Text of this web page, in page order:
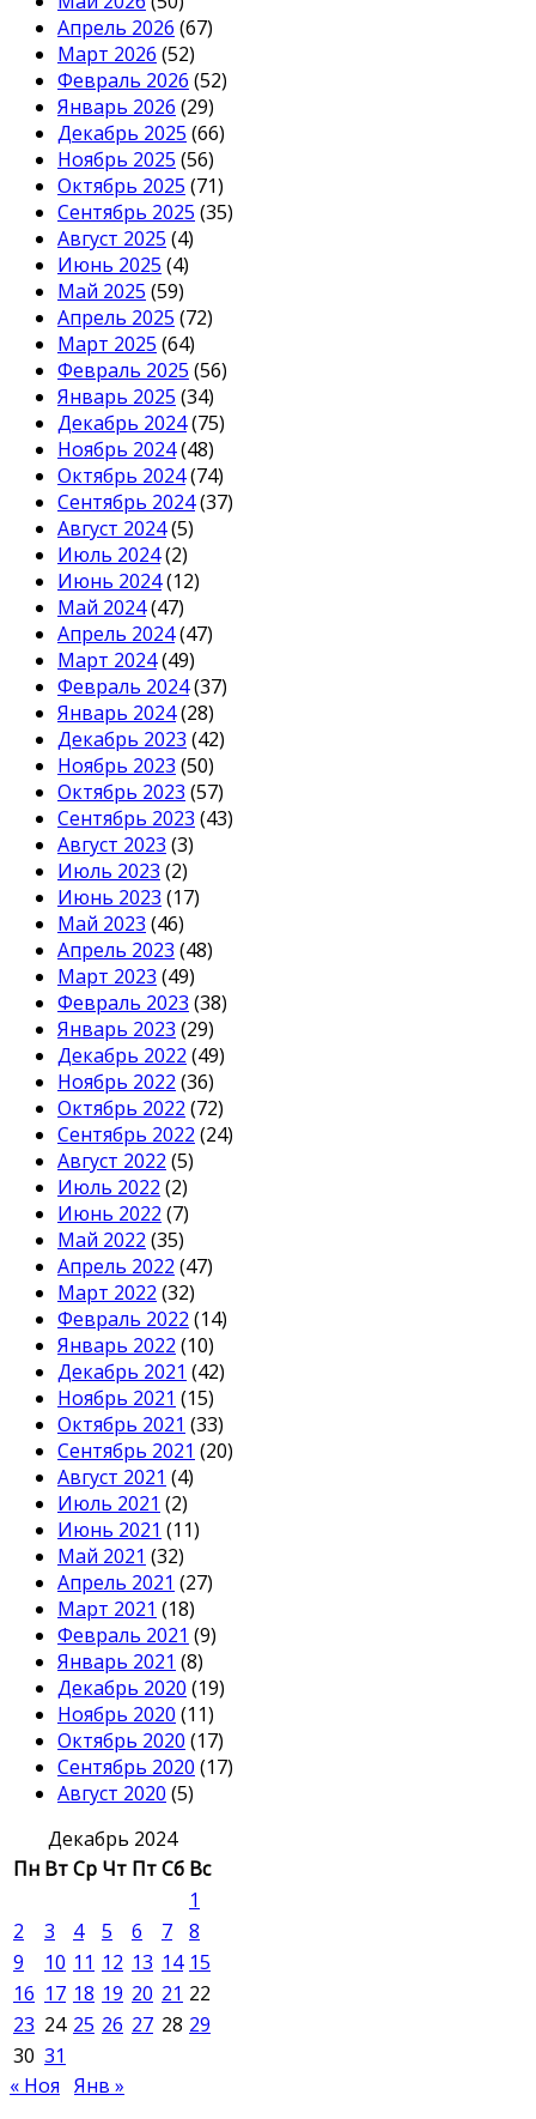
Апрель 2026 (67)
Март 2026 (52)
Февраль 2026 (52)
Январь 2026 (29)
Декабрь 2025 (66)
Ноябрь 2025 (56)
Октябрь 2025 (71)
Сентябрь 2025 (35)
Август 2025 (4)
Июнь 2025 (4)
Май 2025 (59)
Апрель 2025 (72)
Март 2025 (64)
Февраль 2025 (56)
Январь 2025 (34)
Декабрь 2024(75)
Ноябрь 2024(48)
Октябрь 2024(74)
Сентябрь 2024(37)
Август 2024(5)
Июль 2024(2)
Июнь 2024(12)
Май 2024(47)
Апрель 2024(47)
Март 2024(49)
Февраль 2024(37)
Январь 2024(28)
Декабрь 2023 (42)
Ноябрь 2023 (50)
Октябрь 2023 (57)
Сентябрь 2023 (43)
Август 2023 (3)
Июль 2023 (2)
Июнь 2023 (17)
Май 2023 (46)
Апрель 2023 (48)
Март 2023 (49)
Февраль 2023 (38)
Январь 2023 (29)
Декабрь 2022 (49)
Ноябрь 2022 (36)
Октябрь 2022 (72)
Сентябрь 2022 (24)
Август 2022 (5)
Июль 2022 (2)
Июнь 2022 (7)
Май 2022 (35)
Апрель 2022 (47)
Март 2022 (32)
Февраль 2022 (14)
Январь 2022 (10)
Декабрь 2021 (42)
Ноябрь 2021 (15)
Октябрь 2021 (33)
Сентябрь 2021 (20)
Август 2021 (4)
Июль 2021 (2)
Июнь 2021 (11)
Май 2021 (32)
Апрель 2021 (27)
Март 2021 (18)
Февраль 2021 (9)
Январь 2021 (8)
Декабрь 2020 (19)
Ноябрь 2020 (11)
Октябрь 2020 (17)
Сентябрь 2020 (17)
Август 2020 (5)
Декабрь 2024
Пн ВтСр Чт ПтСб Вс
1
2
3 4 5 6 7
8
9
10 11 12 13 14 15
16 17 18 19 20 21 22
23 24 25 26 27 28 29
30 31
« Ноя Янв »